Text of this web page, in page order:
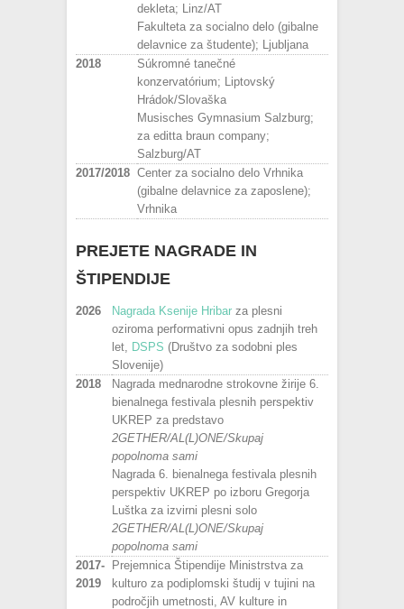
dekleta; Linz/AT
Fakulteta za socialno delo (gibalne
delavnice za študente); Ljubljana
2018
Súkromné tanečné
konzervatórium; Liptovský
Hrádok/Slovaška
Musisches Gymnasium Salzburg;
za editta braun company;
Salzburg/AT
2017/2018 Center za socialno delo Vrhnika
(gibalne delavnice za zaposlene);
Vrhnika
PREJETE NAGRADE IN
ŠTIPENDIJE
2026 Nagrada Ksenije Hribar za plesni
oziroma performativni opus zadnjih treh
let,
DSPS (Društvo za sodobni ples
Slovenije)
2018
Nagrada mednarodne strokovne žirije 6.
bienalnega festivala plesnih perspektiv
UKREP za predstavo
2GETHER/AL(L)ONE/Skupaj
popolnoma sami
Nagrada 6. bienalnega festivala plesnih
perspektiv UKREP po izboru Gregorja
Luštka za izvirni plesni solo
2GETHER/AL(L)ONE/Skupaj
popolnoma sami
2017-
2019
Prejemnica Štipendije Ministrstva za
kulturo za podiplomski študij v tujini na
področjih umetnosti, AV kulture in